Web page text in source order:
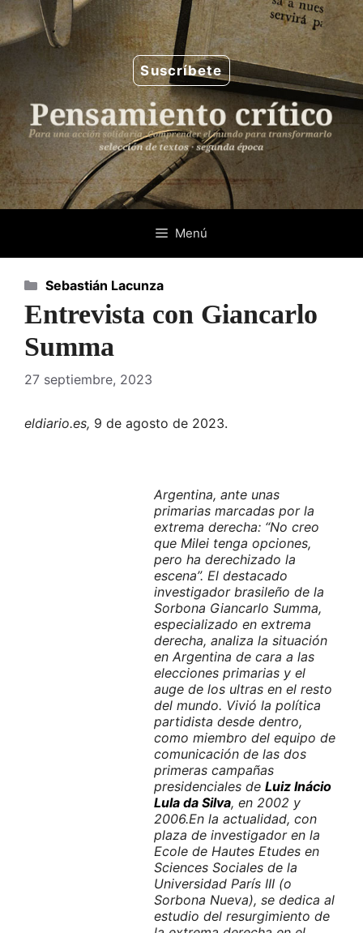
Saltar
al
contenido
Suscríbete
Menú
Entrevista con Giancarlo
Summa
27 septiembre, 2023
eldiario.es, 9 de agosto de 2023.
Argentina, ante unas
primarias marcadas por la
extrema derecha: “No creo
que Milei tenga opciones,
pero ha derechizado la
escena”. El destacado
investigador brasileño de la
Sorbona Giancarlo Summa,
especializado en extrema
derecha, analiza la situación
en Argentina de cara a las
elecciones primarias y el
auge de los ultras en el resto
del mundo. Vivió la política
partidista desde dentro,
como miembro del equipo de
comunicación de las dos
primeras campañas
presidenciales de Luiz Inácio
Lula da Silva, en 2002 y
2006.En la actualidad, con
plaza de investigador en la
Ecole de Hautes Etudes en
Sciences Sociales de la
Universidad París III (o
Sorbona Nueva), se dedica al
estudio del resurgimiento de
Categorías
Sebastián Lacunza